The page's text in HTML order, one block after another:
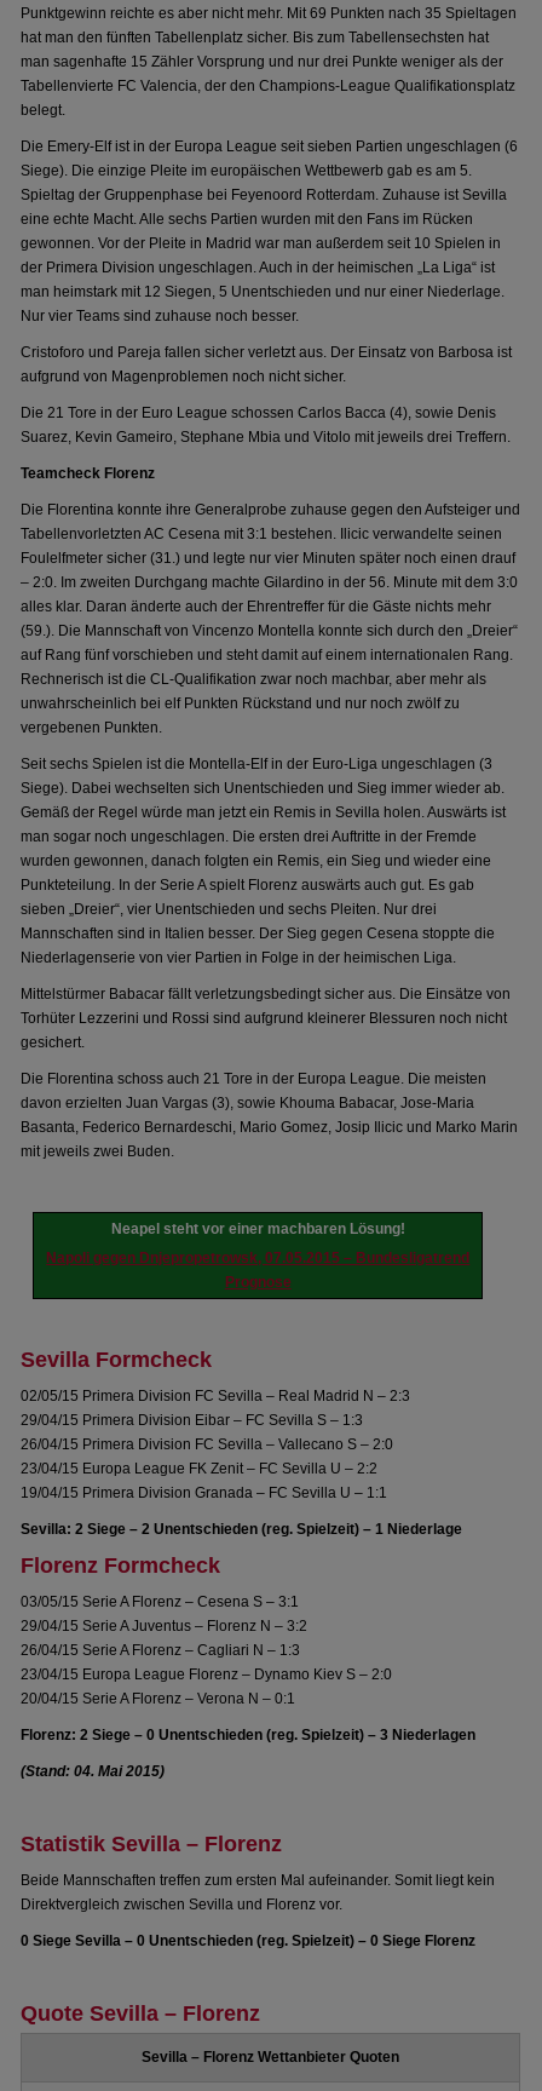
Punktgewinn reichte es aber nicht mehr. Mit 69 Punkten nach 35 Spieltagen
hat man den fünften Tabellenplatz sicher. Bis zum Tabellensechsten hat
man sagenhafte 15 Zähler Vorsprung und nur drei Punkte weniger als der
Tabellenvierte FC Valencia, der den Champions-League Qualifikationsplatz
belegt.
Die Emery-Elf ist in der Europa League seit sieben Partien ungeschlagen (6
Siege). Die einzige Pleite im europäischen Wettbewerb gab es am 5.
Spieltag der Gruppenphase bei Feyenoord Rotterdam. Zuhause ist Sevilla
eine echte Macht. Alle sechs Partien wurden mit den Fans im Rücken
gewonnen. Vor der Pleite in Madrid war man außerdem seit 10 Spielen in
der Primera Division ungeschlagen. Auch in der heimischen „La Liga“ ist
man heimstark mit 12 Siegen, 5 Unentschieden und nur einer Niederlage.
Nur vier Teams sind zuhause noch besser.
Cristoforo und Pareja fallen sicher verletzt aus. Der Einsatz von Barbosa ist
aufgrund von Magenproblemen noch nicht sicher.
Die 21 Tore in der Euro League schossen Carlos Bacca (4), sowie Denis
Suarez, Kevin Gameiro, Stephane Mbia und Vitolo mit jeweils drei Treffern.
Teamcheck Florenz
Die Florentina konnte ihre Generalprobe zuhause gegen den Aufsteiger und
Tabellenvorletzten AC Cesena mit 3:1 bestehen. Ilicic verwandelte seinen
Foulelfmeter sicher (31.) und legte nur vier Minuten später noch einen drauf
– 2:0. Im zweiten Durchgang machte Gilardino in der 56. Minute mit dem 3:0
alles klar. Daran änderte auch der Ehrentreffer für die Gäste nichts mehr
(59.). Die Mannschaft von Vincenzo Montella konnte sich durch den „Dreier“
auf Rang fünf vorschieben und steht damit auf einem internationalen Rang.
Rechnerisch ist die CL-Qualifikation zwar noch machbar, aber mehr als
unwahrscheinlich bei elf Punkten Rückstand und nur noch zwölf zu
vergebenen Punkten.
Seit sechs Spielen ist die Montella-Elf in der Euro-Liga ungeschlagen (3
Siege). Dabei wechselten sich Unentschieden und Sieg immer wieder ab.
Gemäß der Regel würde man jetzt ein Remis in Sevilla holen. Auswärts ist
man sogar noch ungeschlagen. Die ersten drei Auftritte in der Fremde
wurden gewonnen, danach folgten ein Remis, ein Sieg und wieder eine
Punkteteilung. In der Serie A spielt Florenz auswärts auch gut. Es gab
sieben „Dreier“, vier Unentschieden und sechs Pleiten. Nur drei
Mannschaften sind in Italien besser. Der Sieg gegen Cesena stoppte die
Niederlagenserie von vier Partien in Folge in der heimischen Liga.
Mittelstürmer Babacar fällt verletzungsbedingt sicher aus. Die Einsätze von
Torhüter Lezzerini und Rossi sind aufgrund kleinerer Blessuren noch nicht
gesichert.
Die Florentina schoss auch 21 Tore in der Europa League. Die meisten
davon erzielten Juan Vargas (3), sowie Khouma Babacar, Jose-Maria
Basanta, Federico Bernardeschi, Mario Gomez, Josip Ilicic und Marko Marin
mit jeweils zwei Buden.
Neapel steht vor einer machbaren Lösung!
Napoli gegen Dnjepropetrowsk, 07.05.2015 – Bundesligatrend
Prognose
Sevilla Formcheck
02/05/15 Primera Division FC Sevilla – Real Madrid N – 2:3
29/04/15 Primera Division Eibar – FC Sevilla S – 1:3
26/04/15 Primera Division FC Sevilla – Vallecano S – 2:0
23/04/15 Europa League FK Zenit – FC Sevilla U – 2:2
19/04/15 Primera Division Granada – FC Sevilla U – 1:1
Sevilla: 2 Siege – 2 Unentschieden (reg. Spielzeit) – 1 Niederlage
Florenz Formcheck
03/05/15 Serie A Florenz – Cesena S – 3:1
29/04/15 Serie A Juventus – Florenz N – 3:2
26/04/15 Serie A Florenz – Cagliari N – 1:3
23/04/15 Europa League Florenz – Dynamo Kiev S – 2:0
20/04/15 Serie A Florenz – Verona N – 0:1
Florenz: 2 Siege – 0 Unentschieden (reg. Spielzeit) – 3 Niederlagen
(Stand: 04. Mai 2015)
Statistik Sevilla – Florenz
Beide Mannschaften treffen zum ersten Mal aufeinander. Somit liegt kein
Direktvergleich zwischen Sevilla und Florenz vor.
0 Siege Sevilla – 0 Unentschieden (reg. Spielzeit) – 0 Siege Florenz
Quote Sevilla – Florenz
Sevilla – Florenz Wettanbieter Quoten